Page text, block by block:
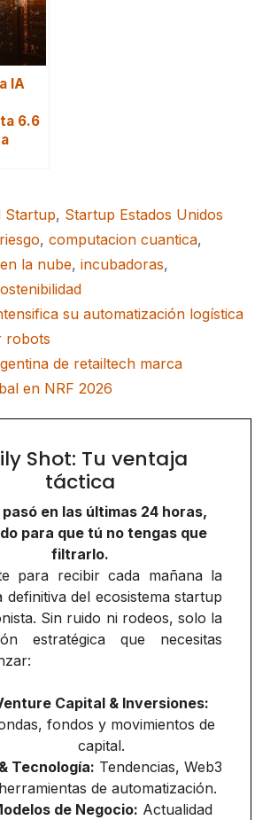
IA
6.6
Startup, Startup Estados Unidos
, computacion cuantica,
la nube, incubadoras,
su automatización logística
robots
de retailtech marca
en NRF 2026
Shot: Tu ventaja
táctica
pasó en las últimas 24 horas,
para que tú no tengas que
filtrarlo.
para recibir cada mañana la
definitiva del ecosistema startup
Sin ruido ni rodeos, solo la
estratégica que necesitas
Capital & Inversiones:
fondos y movimientos de
capital.
Tecnología: Tendencias, Web3
de automatización.
de Negocio: Actualidad